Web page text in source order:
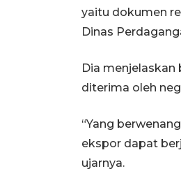
yaitu dokumen
Dinas
Dia
diterima oleh
“Yang
ekspor dapat
ujarnya.